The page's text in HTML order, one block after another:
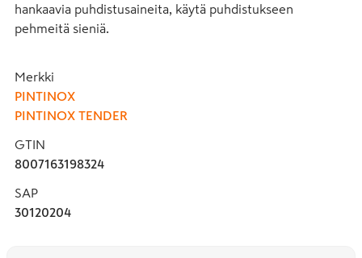
hankaavia puhdistusaineita, käytä puhdistukseen
pehmeitä sieniä.
Merkki
PINTINOX
PINTINOX TENDER
GTIN
8007163198324
SAP
30120204